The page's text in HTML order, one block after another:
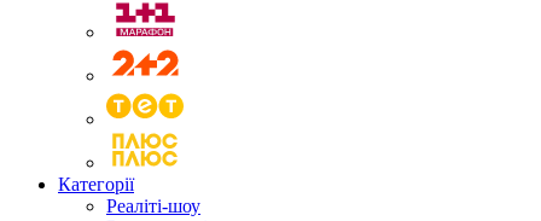
Категорії
Реаліті-шоу